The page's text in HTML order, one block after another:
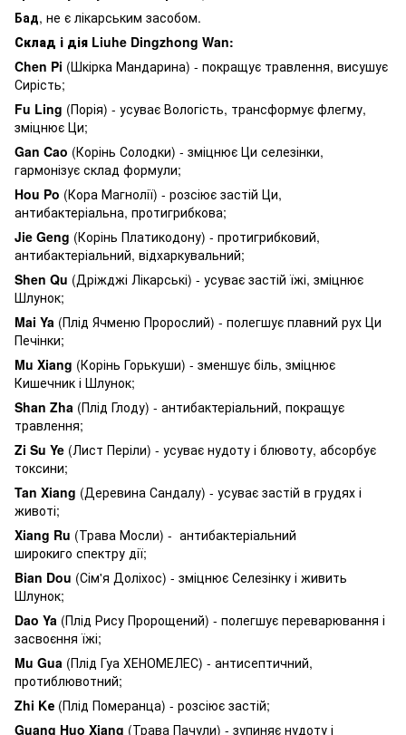
Бад, не є лікарським засобом.
Склад і дія Liuhe Dingzhong Wan:
Chen Pi (Шкірка Мандарина) - покращує травлення, висушує
Сирість;
Fu Ling (Порія) - усуває Вологість, трансформує флегму,
зміцнює Ци;
Gan Cao (Корінь Солодки) - зміцнює Ци селезінки,
гармонізує склад формули;
Hou Po (Кора Магнолії) - розсіює застій Ци,
антибактеріальна, протигрибкова;
Jie Geng (Корінь Платикодону) - протигрибковий,
антибактеріальний, відхаркувальний;
Shen Qu (Дріжджі Лікарські) - усуває застій їжі, зміцнює
Шлунок;
Mai Ya (Плід Ячменю Пророслий) - полегшує плавний рух Ци
Печінки;
Mu Xiang (Корінь Горькуши) - зменшує біль, зміцнює
Кишечник і Шлунок;
Shan Zha (Плід Глоду) - антибактеріальний, покращує
травлення;
Zi Su Ye (Лист Періли) - усуває нудоту і блювоту, абсорбує
токсини;
Tan Xiang (Деревина Сандалу) - усуває застій в грудях і
животі;
Xiang Ru (Трава Мосли) - антибактеріальний
широкиго спектру дії;
Bian Dou (Сім'я Доліхос) - зміцнює Селезінку і живить
Шлунок;
Dao Ya (Плід Рису Пророщений) - полегшує переварювання і
засвоєння їжі;
Mu Gua (Плід Гуа ХЕНОМЕЛЕС) - антисептичний,
протиблювотний;
Zhi Kе (Плід Померанца) - розсіює застій;
Guang Huo Xiang (Трава Пачули) - зупиняє нудоту і